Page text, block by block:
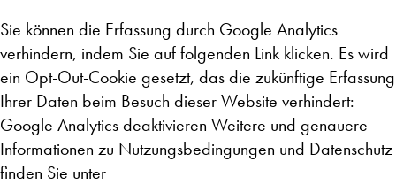
Sie können die Erfassung durch Google Analytics
verhindern, indem Sie auf folgenden Link klicken. Es wird
ein Opt-Out-Cookie gesetzt, das die zukünftige Erfassung
Ihrer Daten beim Besuch dieser Website verhindert:
Google Analytics deaktivieren Weitere und genauere
Informationen zu Nutzungsbedingungen und Datenschutz
finden Sie unter